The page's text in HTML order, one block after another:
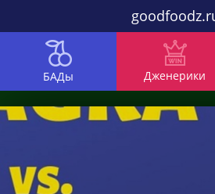
БАДы Дженерики